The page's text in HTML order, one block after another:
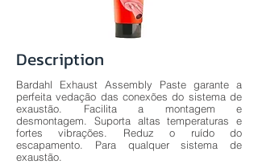
Description
Bardahl Exhaust Assembly Paste garante a
perfeita vedação das conexões do sistema de
exaustão. Facilita a montagem e
desmontagem. Suporta altas temperaturas e
fortes vibrações. Reduz o ruído do
escapamento. Para qualquer sistema de
exaustão.